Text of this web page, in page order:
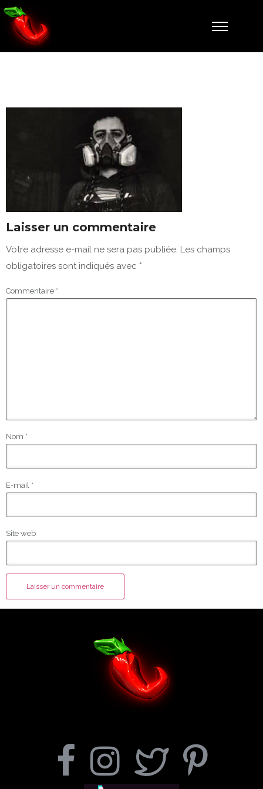
Laisser un commentaire
Votre adresse e-mail ne sera pas publiée. Les champs
obligatoires sont indiqués avec *
Commentaire *
Nom *
E-mail *
Site web